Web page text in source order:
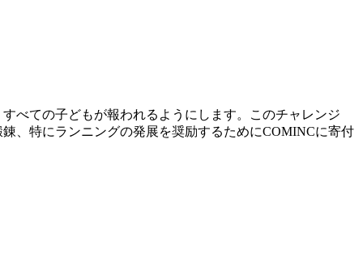
べての子どもが報われるようにします。このチャレンジ
、特にランニングの発展を奨励するためにCOMINCに寄付